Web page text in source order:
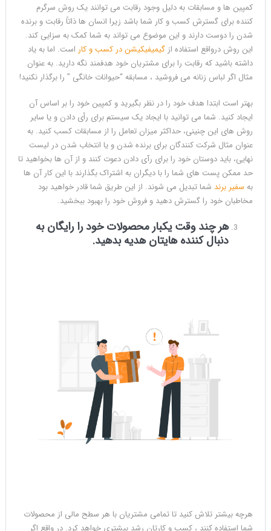
کمپین ها و مسابقات به دلیل وجود رقابت می توانند یک روش سرگرم
کننده برای گسترش کسب و کار شما باشد زیرا انسان ها ذاتاً رقابت و برنده
شدن را دوست دارند و این موضوع می تواند به شما کمک به سزایی کند.
این روش درواقع استفاده از گیمیفیکیشن در کسب و کار است. اما به یاد
داشته باشید که رقابت را برای مشتریان خود هدفمند نگه دارید. به عنوان
مثال اگر لباس زنانه می فروشید ، مسابقه “حیوانات خانگی ” را برگذار نکنید!
بهتر است ابتدا هدف خود را در نظر بگیرید و کمپین خود را بر اساس آن
ایجاد کنید. شما می توانید با ایجاد یک سیستم برای رأی دادن و یا سایر
روش های این چنینی، حداکثر میزان تعامل را از مسابقات کسب کنید. به
عنوان مثال شرکت کنندگان برای برنده شدن و یا انتخاب شدن در لیست
نهایی، باید دوستان خود را برای رآی دادن دعوت کنند و از آن ها بخواهید تا
حد ممکن پست های شما را با دیگران به اشتراک بگذارند با این کار آن ها
به سفیر برند شما تبدیل می شوند. از این طریق شما قادر خواهید بود
مخاطبان خود را گسترش دهید و فروش خود را بهبود ببخشید.
هر چند وقت یکبار محصولات خود را رایگان به
دنبال کننده هایتان هدیه بدهید.
هرچه بیشتر تلاش کنید تا تمامی مشتریان با هر سطح مالی از محصولات
شما استفاده کنند ، کسب و کارتان رشد بیشتری خواهد کرد. در واقع اگر